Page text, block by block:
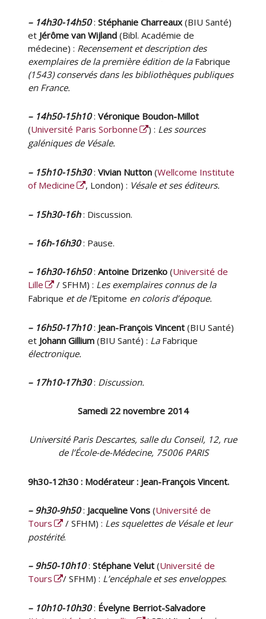
– 14h30-14h50:Stéphanie Charreaux(BIU Santé)
et Jérôme van Wijland (Bibl. Académie de
médecine) : Recensement et description des
exemplaires de la première édition de la Fabrique
(1543) conservés dans les bibliothèques publiques
en France.
– 14h50-15h10:Véronique Boudon-Millot
(Université Paris Sorbonne ) : Les sources
galéniques de Vésale.
– 15h10-15h30:Vivian Nutton (Wellcome Institute
of Medicine
, London) : Vésale et ses éditeurs.
– 15h30-16h: Discussion.
– 16h-16h30: Pause.
– 16h30-16h50:Antoine Drizenko (Université de
Lille
/ SFHM) : Les exemplaires connus de la
Fabrique et de l’Epitome en coloris d’époque.
– 16h50-17h10: Jean-François Vincent (BIU Santé)
et Johann Gillium (BIU Santé) : La Fabrique
électronique.
– 17h10-17h30: Discussion.
Samedi 22 novembre 2014
Université Paris Descartes, salle du Conseil, 12, rue
de l’École-de-Médecine, 75006 PARIS
9h30-12h30 : Modérateur : Jean-François Vincent.
– 9h30-9h50: Jacqueline Vons (Université de
Tours
/ SFHM) : Les squelettes de Vésale et leur
postérité.
– 9h50-10h10:Stéphane Velut (Université de
Tours
/ SFHM) : L’encéphale et ses enveloppes.
– 10h10-10h30: Évelyne Berriot-Salvadore